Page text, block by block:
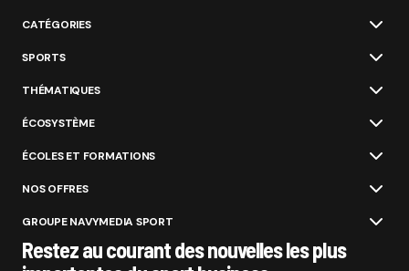
CATÉGORIES
SPORTS
THÉMATIQUES
ÉCOSYSTÈME
ÉCOLES ET FORMATIONS
NOS OFFRES
GROUPE NAVYMEDIA SPORT
Restez au courant des nouvelles les plus